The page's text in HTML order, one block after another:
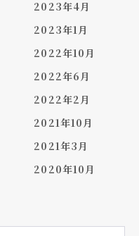
2023年4月
2023年1月
2022年10月
2022年6月
2022年2月
2021年10月
2021年3月
2020年10月